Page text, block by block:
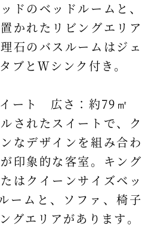
ドのベッドルームと、
かれたリビングエリア
石のバスルームはジェ
ブとＷシンク付き。
ート 広さ：約79㎡
されたスイートで、ク
なデザインを組み合わ
印象的な客室。キング
はクイーンサイズベッ
ームと、ソファ、椅子
グエリアがあります。